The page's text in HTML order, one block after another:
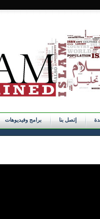
برامج وفيديوهات إتصل بنا